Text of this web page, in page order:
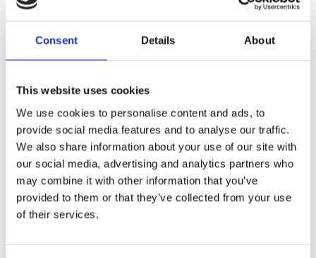
Consent Details About
This website uses cookies
We use cookies to personalise content and ads, to
provide social media features and to analyse our traffic.
We also share information about your use of our site with
our social media, advertising and analytics partners who
may combine it with other information that you’ve
provided to them or that they’ve collected from your use
of their services.
Se opptak av paneldebatten Kampen om Sannheten: Skolen som
arena for bygging av demokratisk beredskap